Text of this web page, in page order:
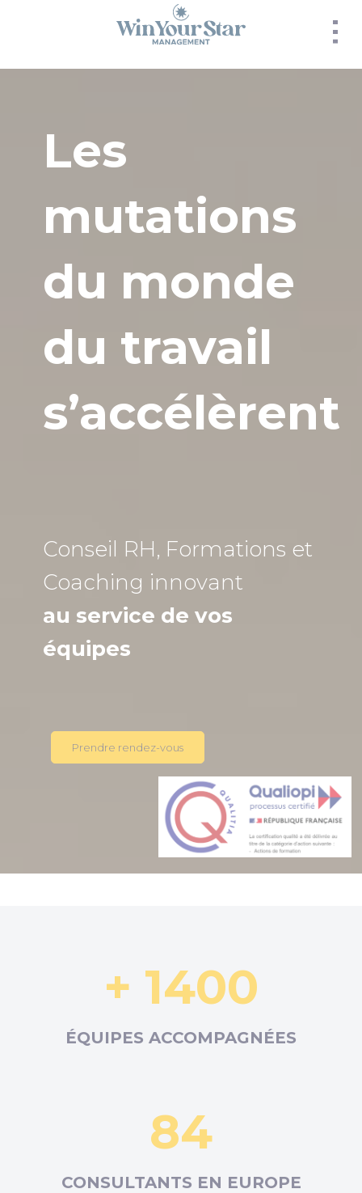
Les
mutations
du monde
du travail
s’accélèrent
Conseil RH, Formations et
Coaching innovant
au service de vos
équipes
Prendre rendez-vous
+ 1400
ÉQUIPES ACCOMPAGNÉES
84
CONSULTANTS EN EUROPE